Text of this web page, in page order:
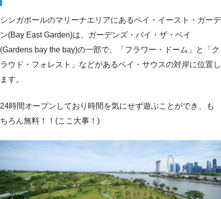
シンガポールのマリーナエリアにあるベイ・イースト・ガーデ
ン(Bay East Garden)は、ガーデンズ・バイ・ザ・ベイ
(Gardens bay the bay)の一部で、「フラワー・ドーム」と「ク
ラウド・フォレスト」などがあるベイ・サウスの対岸に位置し
ます。
24時間オープンしており時間を気にせず遊ぶことができ、も
ちろん無料！！(ここ大事！)